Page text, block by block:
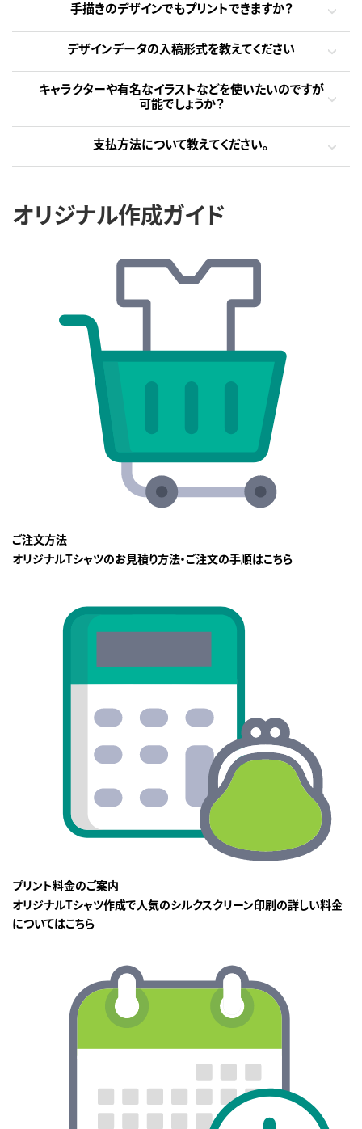
手描きのデザインでもプリントできますか？
デザインデータの入稿形式を教えてください
キャラクターや有名なイラストなどを使いたいのですが
可能でしょうか？
支払方法について教えてください。
オリジナル作成ガイド
ご注文方法
オリジナルTシャツのお見積り方法・ご注文の手順はこちら
プリント料金のご案内
オリジナルTシャツ作成で人気のシルクスクリーン印刷の詳しい料金
についてはこちら